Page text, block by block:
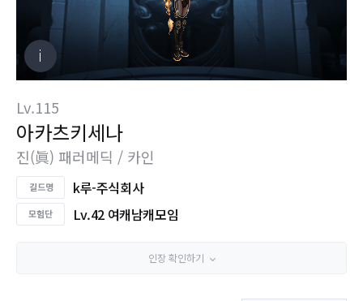
Lv.115
아카츠키세나
진(眞) 패러메딕 / 카인
k루-주식회사
Lv.42 여캐남캐모임
인장 확인하기